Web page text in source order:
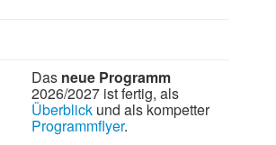
Das neue Programm
2026/2027 ist fertig, als
Überblick und als kompetter
Programmflyer.